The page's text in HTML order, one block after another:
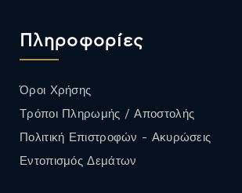
Πληροφορίες
Όροι Χρήσης
Τρόποι Πληρωμής / Αποστολής
Πολιτική Επιστροφών - Ακυρώσεις
Εντοπισμός Δεμάτων